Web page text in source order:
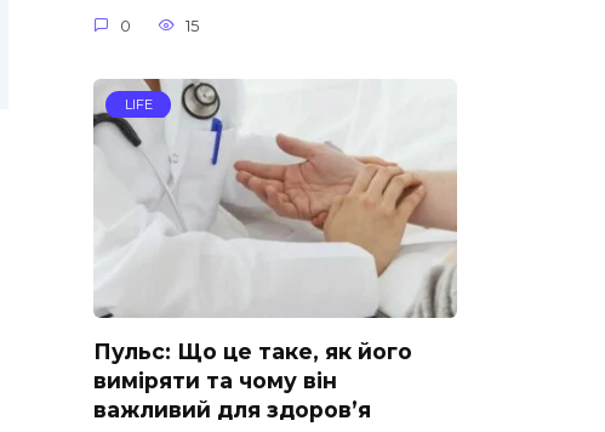
0 15
LIFE
Пульс: Що це таке, як його
виміряти та чому він
важливий для здоров’я